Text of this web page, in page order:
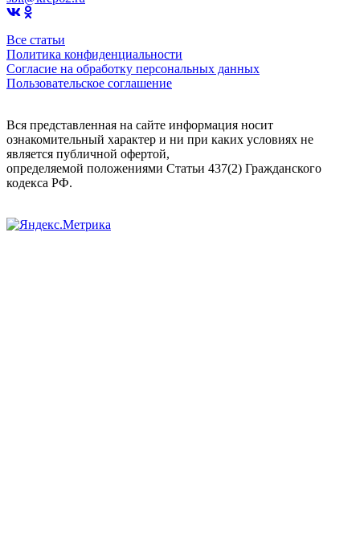
Все статьи
Политика конфиденциальности
Согласие на обработку персональных данных
Пользовательское соглашение
Вся представленная на сайте информация носит
ознакомительный характер и ни при каких условиях не
является публичной офертой,
определяемой положениями Статьи 437(2) Гражданского
кодекса РФ.